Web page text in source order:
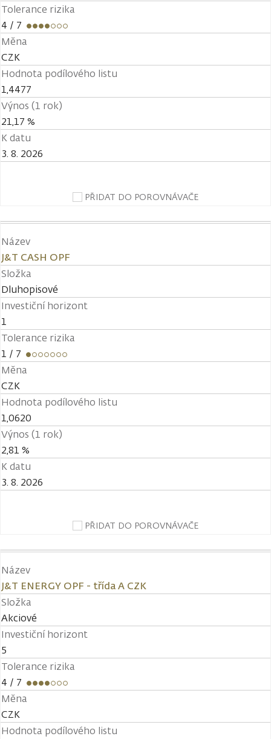
Tolerance rizika
4 / 7
Měna
CZK
Hodnota podílového listu
1,4477
Výnos (1 rok)
21,17 %
K datu
3. 8. 2026
PŘIDAT DO POROVNÁVAČE
Název
J&T CASH OPF
Složka
Dluhopisové
Investiční horizont
1
Tolerance rizika
1 / 7
Měna
CZK
Hodnota podílového listu
1,0620
Výnos (1 rok)
2,81 %
K datu
3. 8. 2026
PŘIDAT DO POROVNÁVAČE
Název
J&T ENERGY OPF - třída A CZK
Složka
Akciové
Investiční horizont
5
Tolerance rizika
4 / 7
Měna
CZK
Hodnota podílového listu